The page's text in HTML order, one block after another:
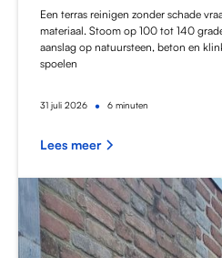
Een terras reinigen zonder schade
materiaal. Stoom op 100 tot 140
aanslag op natuursteen, beton en
spoelen
31 juli 2026 • 6 minuten
Lees meer